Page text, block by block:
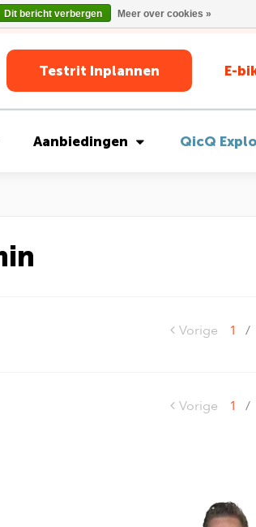
Testrit Inplannen E-
Aanbiedingen QicQ
Vorige 1 /
Vorige 1 /
Dit bericht verbergen Meer over cookies »